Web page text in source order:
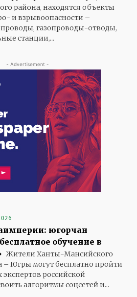
района, находятся объекты
и взрывоопасности –
газопроводы-отводы,
станции,...
- Advertisement -
югорчан
обучение в
Жители Ханты-Мансийского
– Югры могут бесплатно пройти
российской
алгоритмы соцсетей и...